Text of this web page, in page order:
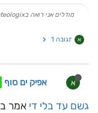
מודלים אני רואה בmeteologix
א תגובה 1
א אפיק ים סוף
גשם עד בלי די אמר ב